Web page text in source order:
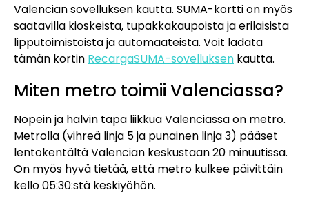
Valencian sovelluksen kautta. SUMA-kortti on myös
saatavilla kioskeista, tupakkakaupoista ja erilaisista
lipputoimistoista ja automaateista. Voit ladata
tämän kortin RecargaSUMA-sovelluksen kautta.
Miten metro toimii Valenciassa?
Nopein ja halvin tapa liikkua Valenciassa on metro.
Metrolla (vihreä linja 5 ja punainen linja 3) pääset
lentokentältä Valencian keskustaan 20 minuutissa.
On myös hyvä tietää, että metro kulkee päivittäin
kello 05:30:stä keskiyöhön.